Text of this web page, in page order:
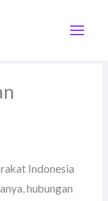
Indonesia
hubungan